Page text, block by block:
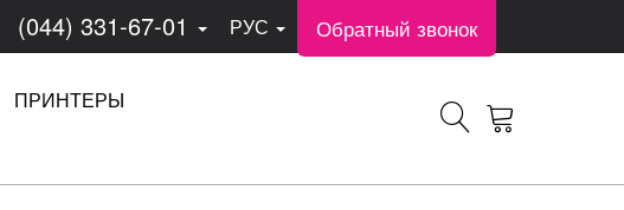
(044) 331-67-01 РУС Обратный звонок
ПРИНТЕРЫ